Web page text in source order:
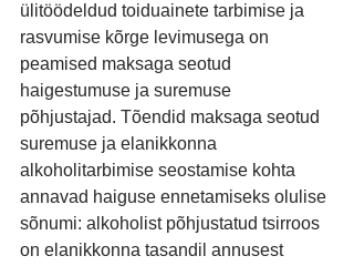
ülitöödeldud toiduainete tarbimise ja
rasvumise kõrge levimusega on
peamised maksaga seotud
haigestumuse ja suremuse
põhjustajad. Tõendid maksaga seotud
suremuse ja elanikkonna
alkoholitarbimise seostamise kohta
annavad haiguse ennetamiseks olulise
sõnumi: alkoholist põhjustatud tsirroos
on elanikkonna tasandil annusest